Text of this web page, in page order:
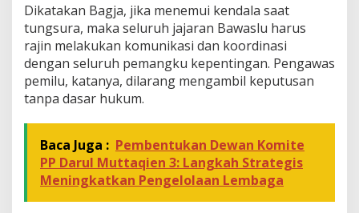
n
d
u
n
g
i
P
g
a
w
a
s
Dikatakan Bagja, jika menemui kendala saat
tungsura, maka seluruh jajaran Bawaslu harus
rajin melakukan komunikasi dan koordinasi
dengan seluruh pemangku kepentingan. Pengawas
pemilu, katanya, dilarang mengambil keputusan
tanpa dasar hukum.
Baca Juga : Pembentukan Dewan Komite
PP Darul Muttaqien 3: Langkah Strategis
Meningkatkan Pengelolaan Lembaga